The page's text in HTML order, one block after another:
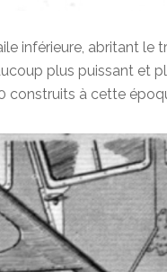
inférieure, abritant
plus puissant et
construits à cette